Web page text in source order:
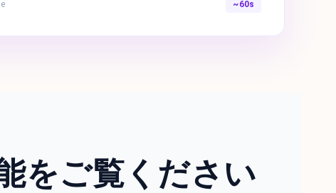
~60s
をご覧ください